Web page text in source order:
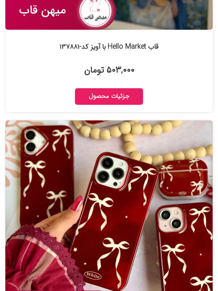
قاب Hello Market با آویز کد-۱۳۷۸۸۱
۵۰۳,۰۰۰ تومان
جزئیات محصول